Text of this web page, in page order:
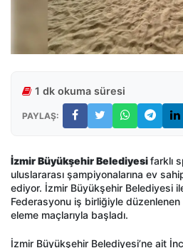
1 dk okuma süresi
PAYLAŞ:
İzmir Büyükşehir Belediyesifarklı
uluslararası şampiyonalarına ev
ediyor. İzmir Büyükşehir Belediyesi
Federasyonu iş birliğiyle düzenlenen
eleme maçlarıyla başladı.
İzmir Büyükşehir Belediyesi’ne ait